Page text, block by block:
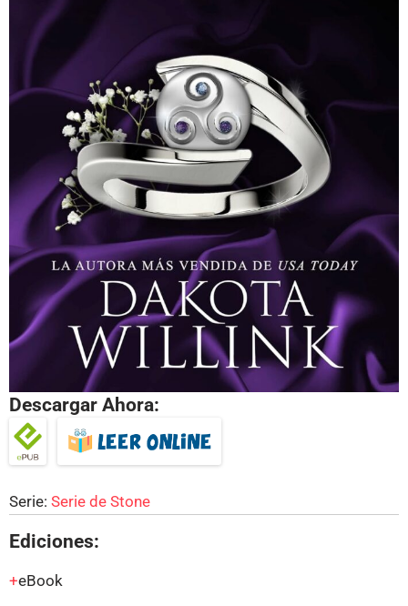
Descargar Ahora:
Serie: Serie de Stone
Ediciones:
eBook